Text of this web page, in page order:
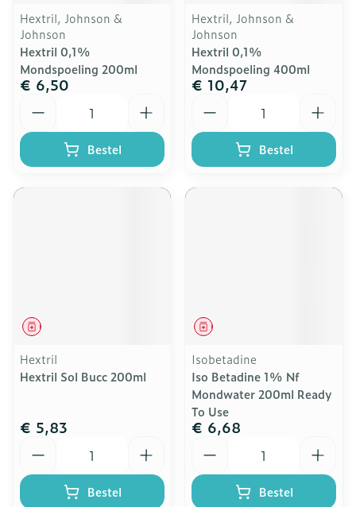
Hextril, Johnson &
Johnson
Hextril 0,1%
Mondspoeling 200ml
€ 6,50
Bestel
Hextril, Johnson &
Johnson
Hextril 0,1%
Mondspoeling 400ml
€ 10,47
Bestel
Geneesmiddel
Hextril
Hextril Sol Bucc 200ml
€ 5,83
Bestel
Geneesmiddel
Isobetadine
Iso Betadine 1% Nf
Mondwater 200ml Ready
To Use
€ 6,68
Bestel